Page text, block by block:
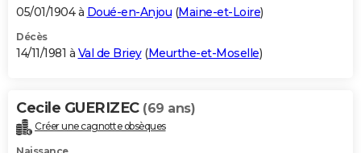
05/01/1904 à Doué-en-Anjou (Maine-et-Loire)
Décès
14/11/1981 à Val de Briey(Meurthe-et-Moselle)
Cecile GUERIZEC (69 ans)
Créer une cagnotte obsèques